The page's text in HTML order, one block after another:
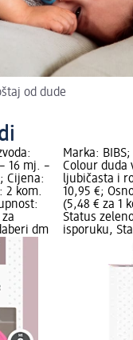
od dude
16 mj. –
Cijena:
2 kom.
dm
Marka:
Colour duda
ljubičasta i
10,95 €;
(5,48 € za 1
Status
isporuku,